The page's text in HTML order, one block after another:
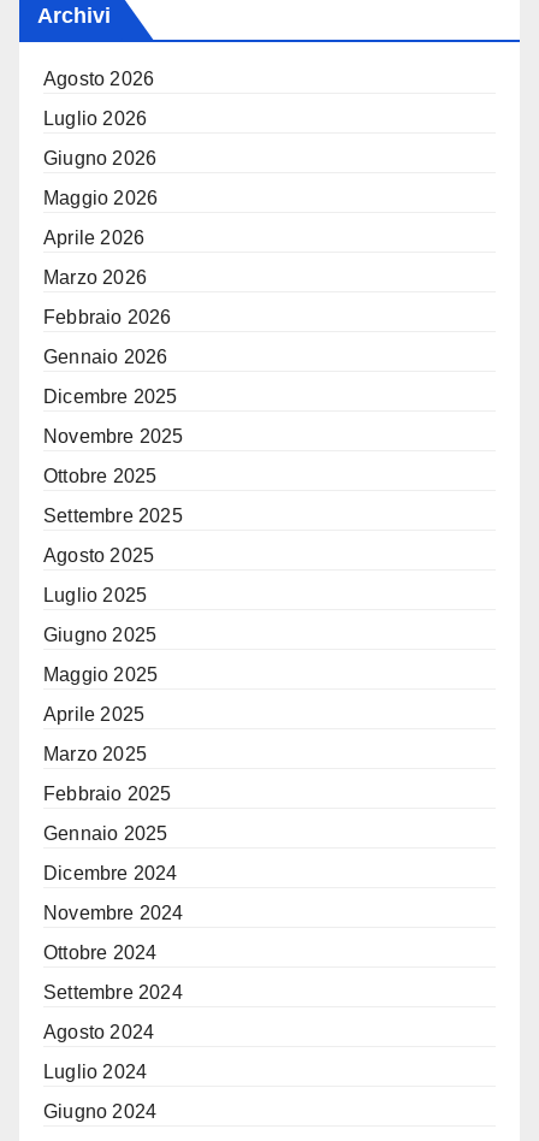
Archivi
Agosto 2026
Luglio 2026
Giugno 2026
Maggio 2026
Aprile 2026
Marzo 2026
Febbraio 2026
Gennaio 2026
Dicembre 2025
Novembre 2025
Ottobre 2025
Settembre 2025
Agosto 2025
Luglio 2025
Giugno 2025
Maggio 2025
Aprile 2025
Marzo 2025
Febbraio 2025
Gennaio 2025
Dicembre 2024
Novembre 2024
Ottobre 2024
Settembre 2024
Agosto 2024
Luglio 2024
Giugno 2024